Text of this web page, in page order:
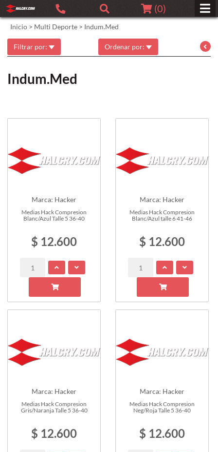
(0)
Inicio > Multi Deporte > Indum.Med
Filtrar por: Ordenar por:
Indum.Med
Marca: Hacker
Medias Hack Compresion
Blanc/Azul Talle 5 36-40
$ 12.600
Marca: Hacker
Medias Hack Compresion
Blanc/Azul talle 6 41-46
$ 12.600
Marca: Hacker
Medias Hack Compresion
Gris/Naranja Talle 5 36-40
$ 12.600
Marca: Hacker
Medias Hack Compresion
Neg/Roja Talle 5 36-40
$ 12.600